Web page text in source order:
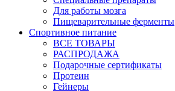
Для работы мозга
Пищеварительные ферменты
Спортивное питание
ВСЕ ТОВАРЫ
РАСПРОДАЖА
Подарочные сертификаты
Протеин
Гейнеры